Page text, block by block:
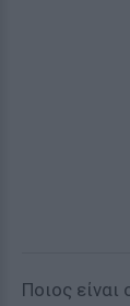
Ποιος